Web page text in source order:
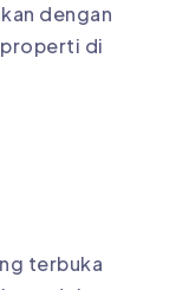
dengan
di
terbuka